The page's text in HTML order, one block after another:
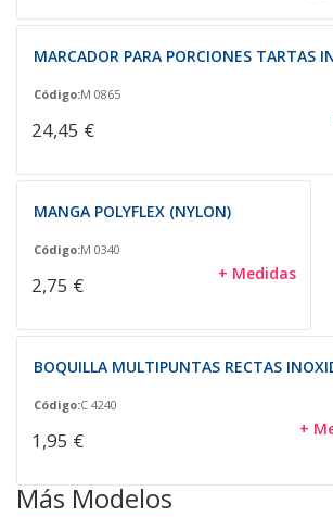
MARCADOR PARA PORCIONES TARTAS
Código:M 0865
24,45 €
MANGA POLYFLEX (NYLON)
Código:M 0340
2,75 € + Medidas
BOQUILLA MULTIPUNTAS RECTAS
Código:C 4240
1,95 € +
Más Modelos